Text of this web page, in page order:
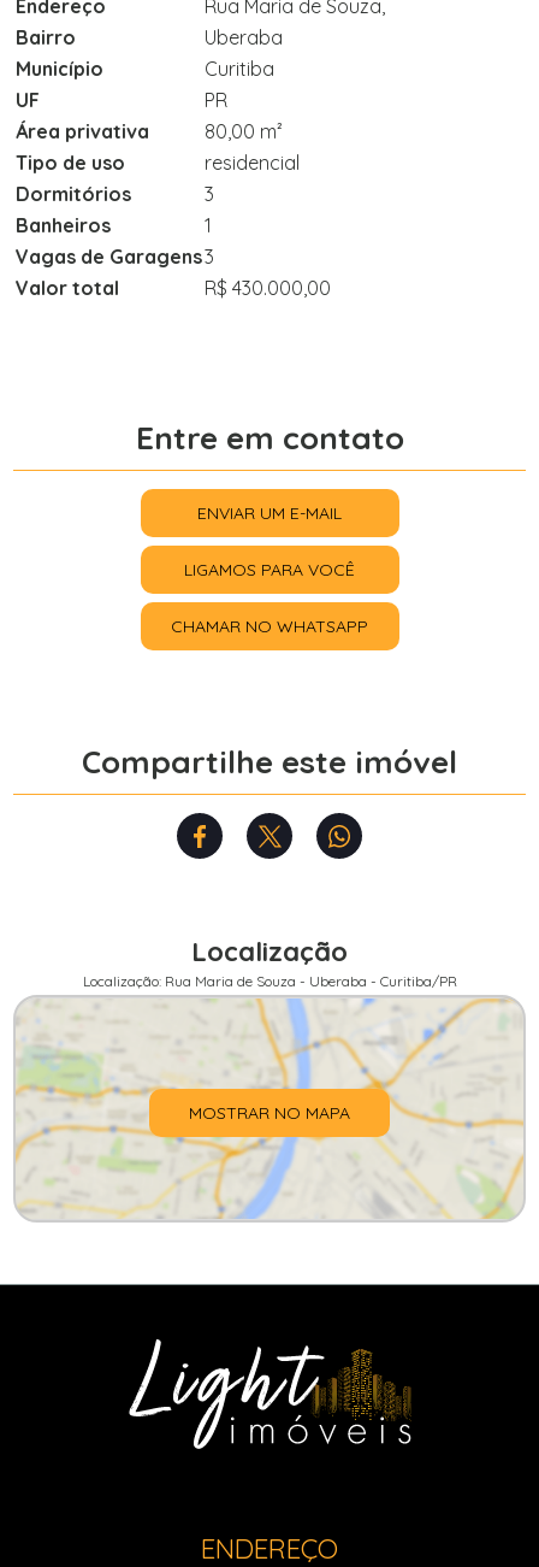
Endereço
Rua Maria de Souza,
Bairro
Uberaba
Município
Curitiba
UF
PR
Área privativa
80,00 m²
Tipo de uso
residencial
Dormitórios
3
Banheiros
1
Vagas de Garagens3
Valor total
R$ 430.000,00
Entre em contato
ENVIAR UM E-MAIL
LIGAMOS PARA VOCÊ
CHAMAR NO WHATSAPP
Compartilhe este imóvel
Localização
Localização: Rua Maria de Souza - Uberaba - Curitiba/PR
MOSTRAR NO MAPA
ENDEREÇO